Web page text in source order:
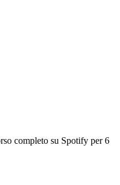
completo su Spotify per 6